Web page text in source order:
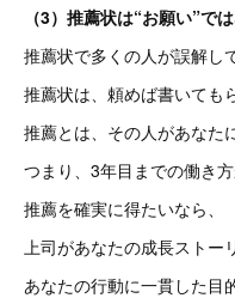
（3）推薦状は“お願い”で
推薦状で多くの人が誤解し
推薦状は、頼めば書いても
推薦とは、その人があなた
つまり、3年目までの働き
推薦を確実に得たいなら、
上司があなたの成長ストー
あなたの行動に一貫した目